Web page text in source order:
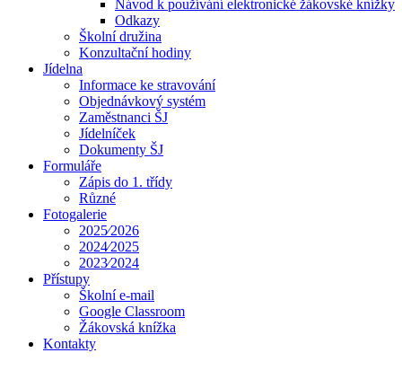
Návod k používání elektronické žákovské knížky
Odkazy
Školní družina
Konzultační hodiny
Jídelna
Informace ke stravování
Objednávkový systém
Zaměstnanci ŠJ
Jídelníček
Dokumenty ŠJ
Formuláře
Zápis do 1. třídy
Různé
Fotogalerie
2025⁄2026
2024⁄2025
2023⁄2024
Přístupy
Školní e-mail
Google Classroom
Žákovská knížka
Kontakty